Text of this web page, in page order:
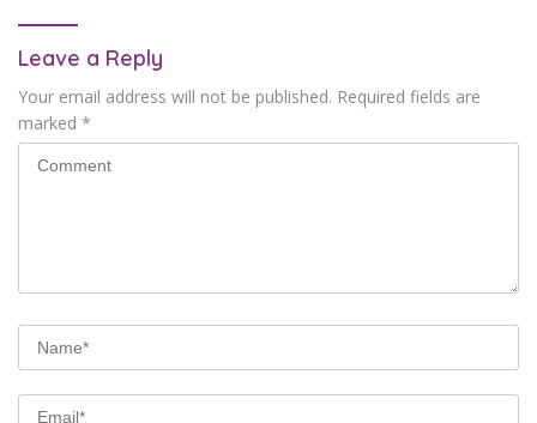
Leave a Reply
Your email address will not be published. Required fields are
marked *